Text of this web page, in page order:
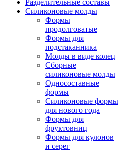
Разделительные составы
Силиконовые молды
Формы
продолговатые
Формы для
подстаканника
Молды в виде колец
Сборные
силиконовые молды
Односоставные
формы
Силиконовые формы
для нового года
Формы для
фруктовниц
Формы для кулонов
и серег